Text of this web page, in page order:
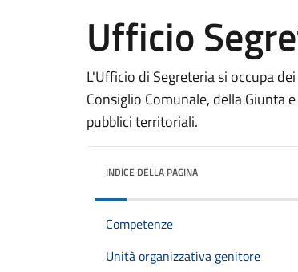
Ufficio
L'Ufficio di Segreteria si occupa
Consiglio Comunale, della Giunta
pubblici territoriali.
INDICE DELLA PAGINA
Competenze
Unità organizzativa genitore